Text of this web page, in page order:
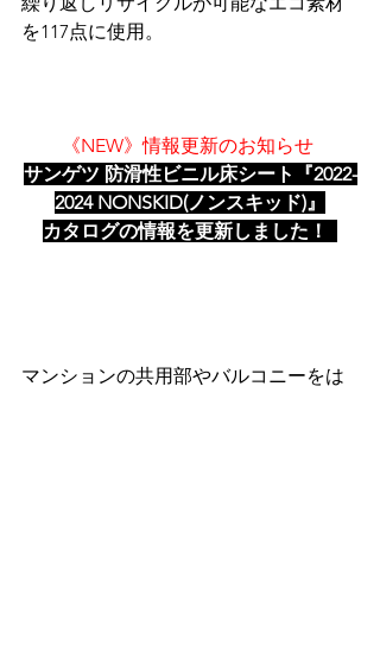
を117点に使用。
《NEW》情報更新のお知らせ
サンゲツ 防滑性ビニル床シート『2022-
2024 NONSKID(ノンスキッド)』
カタログの情報を更新しました！
マンションの共用部やバルコニーをは